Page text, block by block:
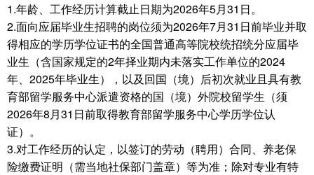
1.年龄、工作经历计算截止日期为2026年5月31日。
2.面向应届毕业生招聘的岗位须为2026年7月31日前毕业并取
得相应的学历学位证书的全国普通高等院校统招统分应届毕
业生（含国家规定的2年择业期内未落实工作单位的2024
年、2025年毕业生），以及回国（境）后初次就业且具有教
育部留学服务中心派遣资格的国（境）外院校留学生（须
2026年8月31日前取得教育部留学服务中心学历学位认
证）。
3.对工作经历的认定，以签订的劳动（聘用）合同、养老保
险缴费证明（需当地社保部门盖章）等为准；除对专业有特